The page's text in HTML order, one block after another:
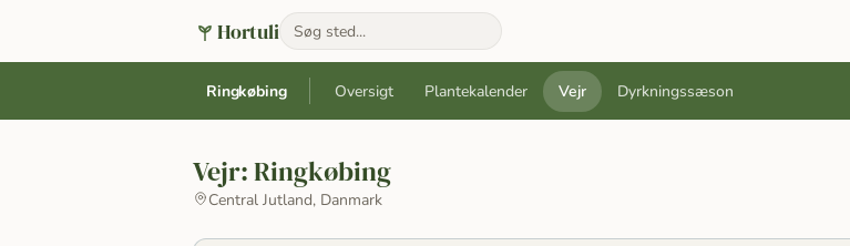
Hortuli
Ringkøbing Oversigt Plantekalender Vejr Dyrkningssæson
Vejr:Ringkøbing
Central Jutland, Danmark